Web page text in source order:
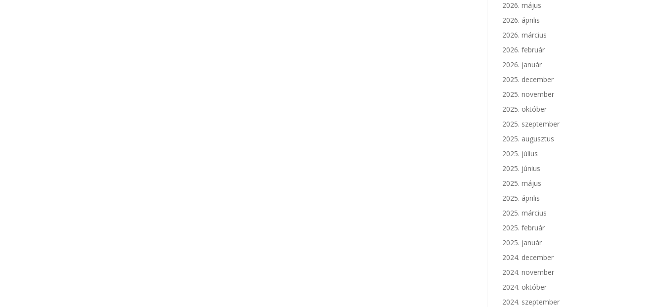
2026. május
2026. április
2026. március
2026. február
2026. január
2025. december
2025. november
2025. október
2025. szeptember
2025. augusztus
2025. július
2025. június
2025. május
2025. április
2025. március
2025. február
2025. január
2024. december
2024. november
2024. október
2024. szeptember